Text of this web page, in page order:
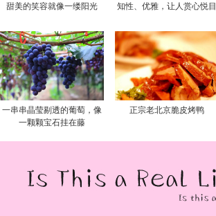
甜美的笑容就像一缕阳光 知性、优雅，让人赏心悦目
一串串晶莹剔透的葡萄，像
一颗颗宝石挂在藤
正宗老北京脆皮烤鸭